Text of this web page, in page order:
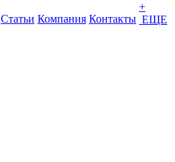
Статьи Компания Контакты
+
ЕЩЕ